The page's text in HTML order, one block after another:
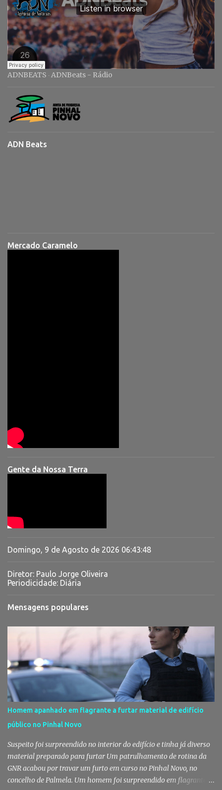
ADNBEATS · ADNBeats - Rádio
ADN Beats
Mercado Caramelo
Gente da Nossa Terra
Domingo, 9 de Agosto de 2026 06:43:49
Diretor: Paulo Jorge Oliveira
Periodicidade: Diária
Mensagens populares
Homem apanhado em flagrante a furtar material de edifício
público no Pinhal Novo
Suspeito foi surpreendido no interior do edifício e tinha já diverso
material preparado para furtar Um patrulhamento de rotina da
GNR acabou por travar um furto em curso no Pinhal Novo, no
concelho de Palmela. Um homem foi surpreendido em flagrante